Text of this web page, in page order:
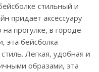
стильный и
придает аксессуару
прогулке, в городе
эта бейсболка
Легкая, удобная и
образами, эта